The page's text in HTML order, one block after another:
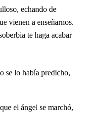
echando de
vienen a enseñarnos.
te haga acabar
se lo había predicho,
el ángel se marchó,